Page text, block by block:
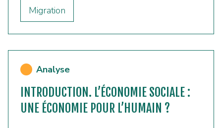
Migration
Analyse
INTRODUCTION. L’ÉCONOMIE SOCIALE :
UNE ÉCONOMIE POUR L’HUMAIN ?